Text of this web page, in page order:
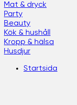
Mat & dryck
Party
Beauty
Kök & hushåll
Kropp & hälsa
Husdjur
Startsida